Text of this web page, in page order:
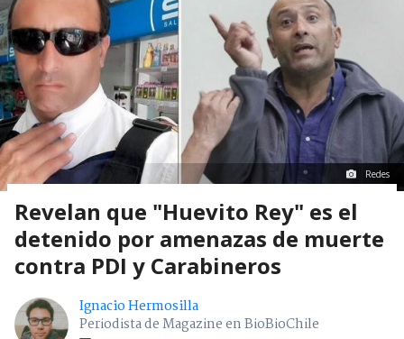
Redes
Revelan que "Huevito Rey" es el
detenido por amenazas de muerte
contra PDI y Carabineros
Ignacio Hermosilla
Periodista de Magazine en BioBioChile